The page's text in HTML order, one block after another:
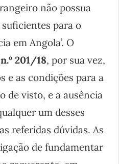
não possua
para o
em Angola’. O
201/18, por sua vez,
e as condições para a
de visto, e a ausência
um desses
referidas dúvidas. As
de fundamentar